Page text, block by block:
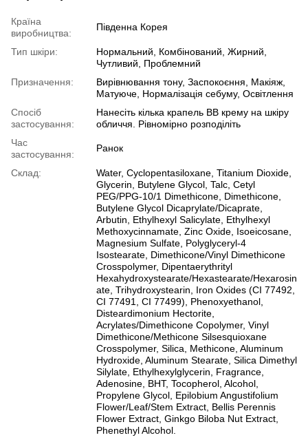
Країна
виробництва:
Південна Корея
Тип шкіри:
Нормальний, Комбінований, Жирний,
Чутливий, Проблемний
Призначення:
Вирівнювання тону, Заспокоєння, Макіяж,
Матуюче, Нормалізація себуму, Освітлення
Спосіб
застосування:
Нанесіть кілька крапель BB крему на шкіру
обличчя. Рівномірно розподіліть
Час
застосування:
Ранок
Склад:
Water, Cyclopentasiloxane, Titanium Dioxide,
Glycerin, Butylene Glycol, Talc, Cetyl
PEG/PPG‑10/1 Dimethicone, Dimethicone,
Butylene Glycol Dicaprylate/Dicaprate,
Arbutin, Ethylhexyl Salicylate, Ethylhexyl
Methoxycinnamate, Zinc Oxide, Isoeicosane,
Magnesium Sulfate, Polyglyceryl‑4
Isostearate, Dimethicone/Vinyl Dimethicone
Crosspolymer, Dipentaerythrityl
Hexahydroxystearate/Hexastearate/Hexarosin
ate, Trihydroxystearin, Iron Oxides (CI 77492,
CI 77491, CI 77499), Phenoxyethanol,
Disteardimonium Hectorite,
Acrylates/Dimethicone Copolymer, Vinyl
Dimethicone/Methicone Silsesquioxane
Crosspolymer, Silica, Methicone, Aluminum
Hydroxide, Aluminum Stearate, Silica Dimethyl
Silylate, Ethylhexylglycerin, Fragrance,
Adenosine, BHT, Tocopherol, Alcohol,
Propylene Glycol, Epilobium Angustifolium
Flower/Leaf/Stem Extract, Bellis Perennis
Flower Extract, Ginkgo Biloba Nut Extract,
Phenethyl Alcohol.